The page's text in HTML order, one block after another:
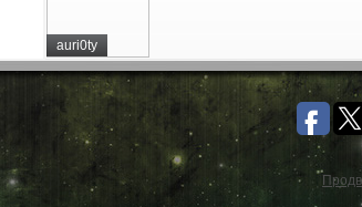
auri0ty